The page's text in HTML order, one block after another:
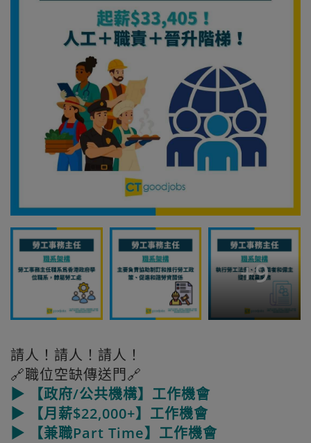
+9
請人！請人！請人！
🔗職位空缺傳送門🔗
▶ 【政府/公共機構】工作機會
▶ 【月薪$22,000+】工作機會
▶ 【兼職Part Time】工作機會